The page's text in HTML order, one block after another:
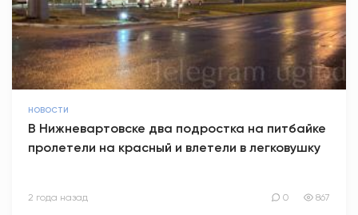
НОВОСТИ
В Нижневартовске два подростка на питбайке
пролетели на красный и влетели в легковушку
2 года назад 0 867